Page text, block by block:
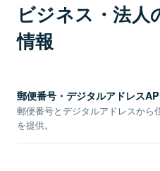
ビジネス・法人
情報
郵便番号・デジタルアドレス
郵便番号とデジタルアドレスから
を提供。